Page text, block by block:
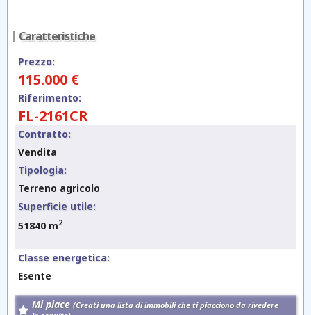
Caratteristiche
Prezzo:
115.000 €
Riferimento:
FL-2161CR
Contratto:
Vendita
Tipologia:
Terreno agricolo
Superficie utile:
51840 m2
Classe energetica:
Esente
Mi piace (Creati una lista di immobili che ti piacciono da rivedere